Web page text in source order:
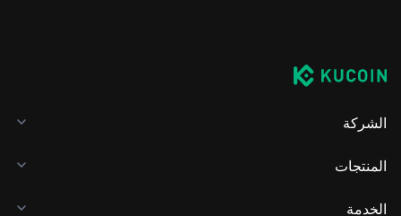
الشركة
المنتجات
الخدمة